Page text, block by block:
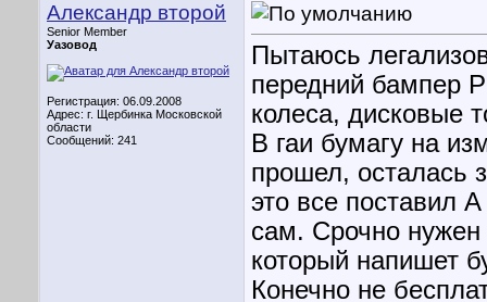
Александр второй
Senior Member
Уазовод
Регистрация: 06.09.2008
Адрес: г. Щербинка Московской
области
Сообщений: 241
Пытаюсь
передний бампер
колеса, дисковые
В гаи бумагу на
прошел, осталась
это все поставил
сам. Срочно нужен
который напишет
Конечно не